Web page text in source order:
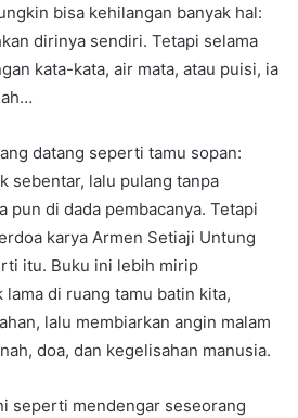
bisa kehilangan banyak hal:
dirinya sendiri. Tetapi selama
kata-kata, air mata, atau puisi, ia
datang seperti tamu sopan:
sebentar, lalu pulang tanpa
pun di dada pembacanya. Tetapi
karya Armen Setiaji Untung
itu. Buku ini lebih mirip
di ruang tamu batin kita,
lalu membiarkan angin malam
doa, dan kegelisahan manusia.
seperti mendengar seseorang